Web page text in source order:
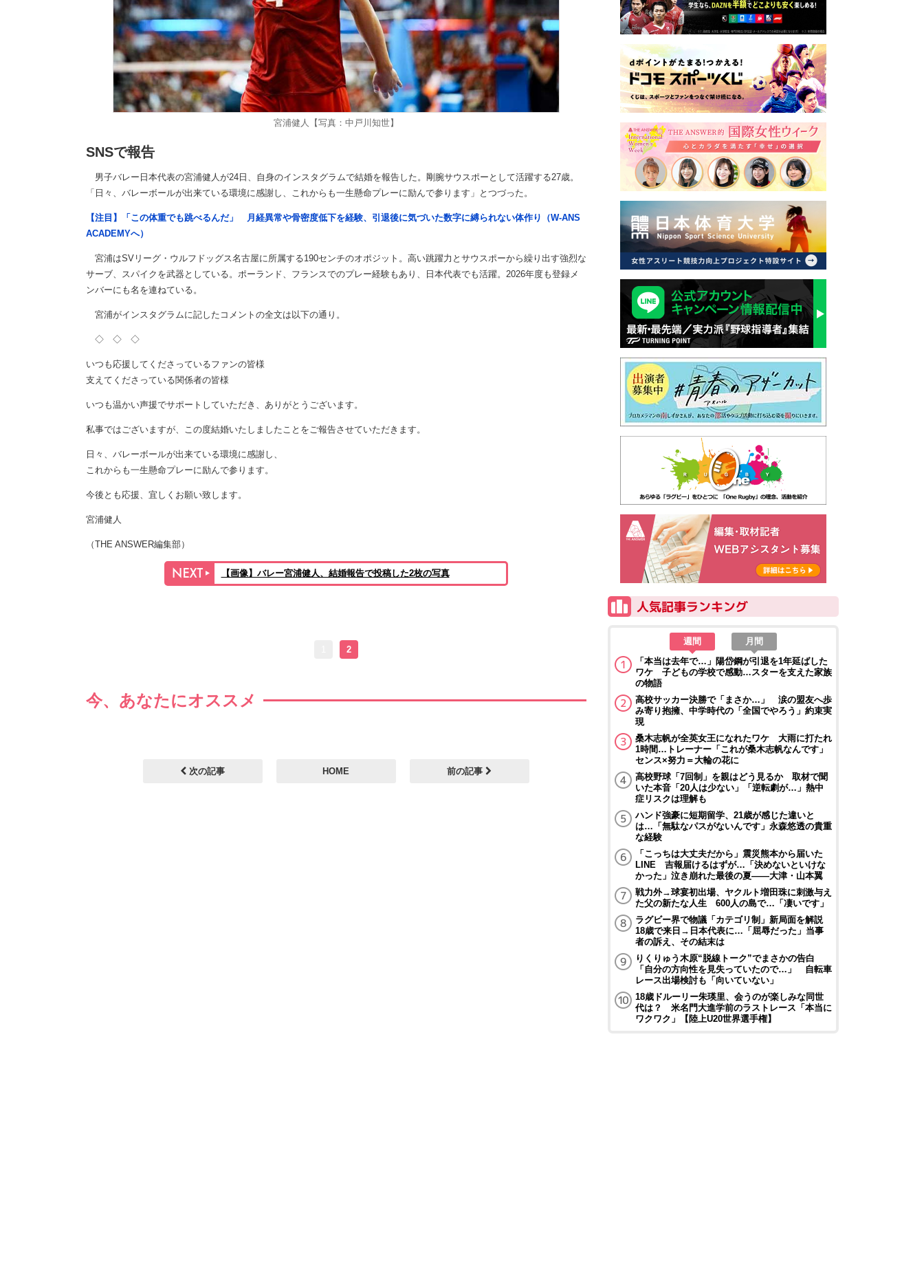
宮浦健人【写真：中戸川知世】
SNSで報告
男子バレー日本代表の宮浦健人が24日、自身のインスタグラムで結婚を報告した。剛腕サウスポーとして活躍する27歳。
「日々、バレーボールが出来ている環境に感謝し、これからも一生懸命プレーに励んで参ります」とつづった。
【注目】「この体重でも跳べるんだ」 月経異常や骨密度低下を経験、引退後に気づいた数字に縛られない体作り（W-ANS
ACADEMYへ）
宮浦はSVリーグ・ウルフドッグス名古屋に所属する190センチのオポジット。高い跳躍力とサウスポーから繰り出す強烈な
サーブ、スパイクを武器としている。ポーランド、フランスでのプレー経験もあり、日本代表でも活躍。2026年度も登録メ
ンバーにも名を連ねている。
宮浦がインスタグラムに記したコメントの全文は以下の通り。
◇ ◇ ◇
いつも応援してくださっているファンの皆様
支えてくださっている関係者の皆様
いつも温かい声援でサポートしていただき、ありがとうございます。
私事ではございますが、この度結婚いたしましたことをご報告させていただきます。
日々、バレーボールが出来ている環境に感謝し、
これからも一生懸命プレーに励んで参ります。
今後とも応援、宜しくお願い致します。
宮浦健人
（THE ANSWER編集部）
【画像】バレー宮浦健人、結婚報告で投稿した2枚の写真
2
今、あなたにオススメ
次の記事 HOME 前の記事
週間
月間
「本当は去年で…」陽岱鋼が引退を1年延ばした
ワケ 子どもの学校で感動…スターを支えた家族
の物語
高校サッカー決勝で「まさか…」 涙の盟友へ歩
み寄り抱擁、中学時代の「全国でやろう」約束実
現
桑木志帆が全英女王になれたワケ 大雨に打たれ
1時間…トレーナー「これが桑木志帆なんです」
センス×努力＝大輪の花に
高校野球「7回制」を親はどう見るか 取材で聞
いた本音「20人は少ない」「逆転劇が…」熱中
症リスクは理解も
ハンド強豪に短期留学、21歳が感じた違いと
は…「無駄なパスがないんです」永森悠透の貴重
な経験
「こっちは大丈夫だから」震災熊本から届いた
LINE 吉報届けるはずが…「決めないといけな
かった」泣き崩れた最後の夏――大津・山本翼
戦力外→球宴初出場、ヤクルト増田珠に刺激与え
た父の新たな人生 600人の島で…「凄いです」
ラグビー界で物議「カテゴリ制」新局面を解説
18歳で来日→日本代表に…「屈辱だった」当事
者の訴え、その結末は
りくりゅう木原“脱線トーク”でまさかの告白
「自分の方向性を見失っていたので…」 自転車
レース出場検討も「向いていない」
18歳ドルーリー朱瑛里、会うのが楽しみな同世
代は？ 米名門大進学前のラストレース「本当に
ワクワク」【陸上U20世界選手権】